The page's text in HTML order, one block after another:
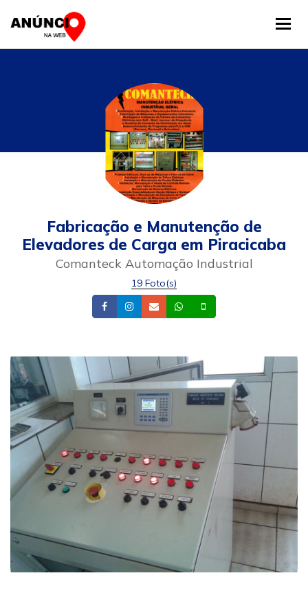
Fabricação e Manutenção de
Elevadores de Carga em Piracicaba
Comanteck Automação Industrial
19 Foto(s)
FacebookInstagram
Email Whatsapp